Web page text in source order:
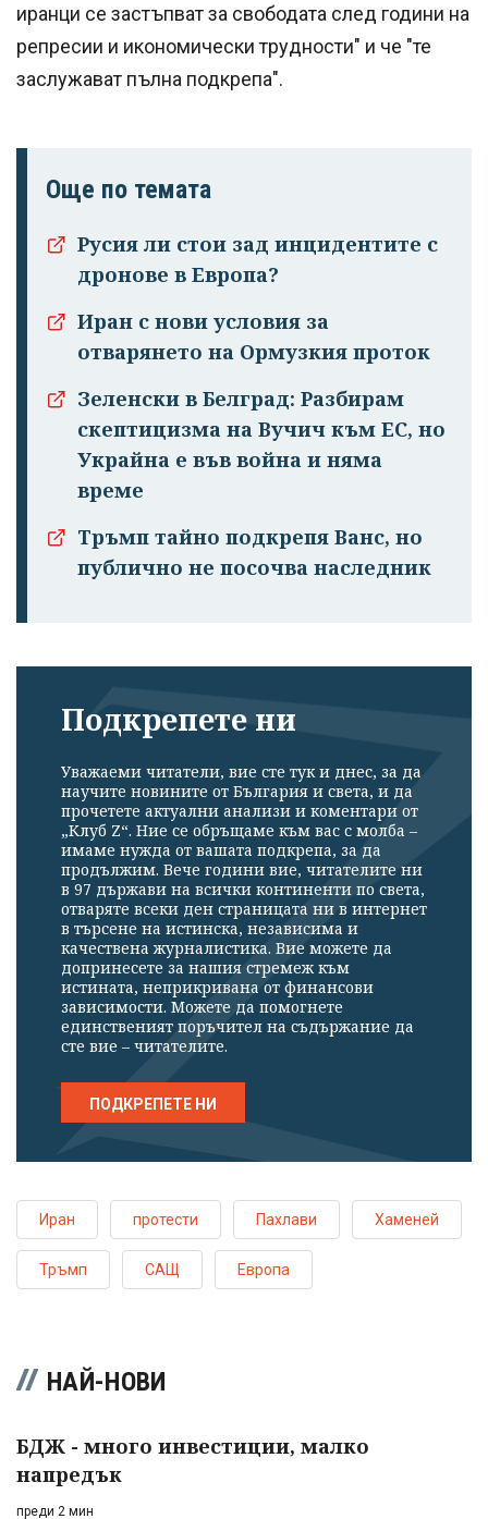
иранци се застъпват за свободата след години на
репресии и икономически трудности" и че "те
заслужават пълна подкрепа".
Още по темата
Русия ли стои зад инцидентите с
дронове в Европа?
Иран с нови условия за
отварянето на Ормузкия проток
Зеленски в Белград: Разбирам
скептицизма на Вучич към ЕС, но
Украйна е във война и няма
време
Тръмп тайно подкрепя Ванс, но
публично не посочва наследник
Подкрепете ни
Уважаеми читатели, вие сте тук и днес, за да
научите новините от България и света, и да
прочетете актуални анализи и коментари от
„Клуб Z“. Ние се обръщаме към вас с молба –
имаме нужда от вашата подкрепа, за да
продължим. Вече години вие, читателите ни
в 97 държави на всички континенти по света,
отваряте всеки ден страницата ни в интернет
в търсене на истинска, независима и
качествена журналистика. Вие можете да
допринесете за нашия стремеж към
истината, неприкривана от финансови
зависимости. Можете да помогнете
единственият поръчител на съдържание да
сте вие – читателите.
ПОДКРЕПЕТЕ НИ
Иран протести Пахлави Хаменей
Тръмп САЩ Европа
НАЙ-НОВИ
БДЖ - много инвестиции, малко
напредък
преди 2 мин